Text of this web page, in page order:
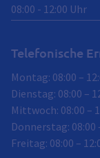
08:00 - 12:00 Uhr
Telefonische
Montag: 08:00 –
Dienstag: 08:00 –
Mittwoch: 08:00 –
Donnerstag: 08:00
Freitag: 08:00 –